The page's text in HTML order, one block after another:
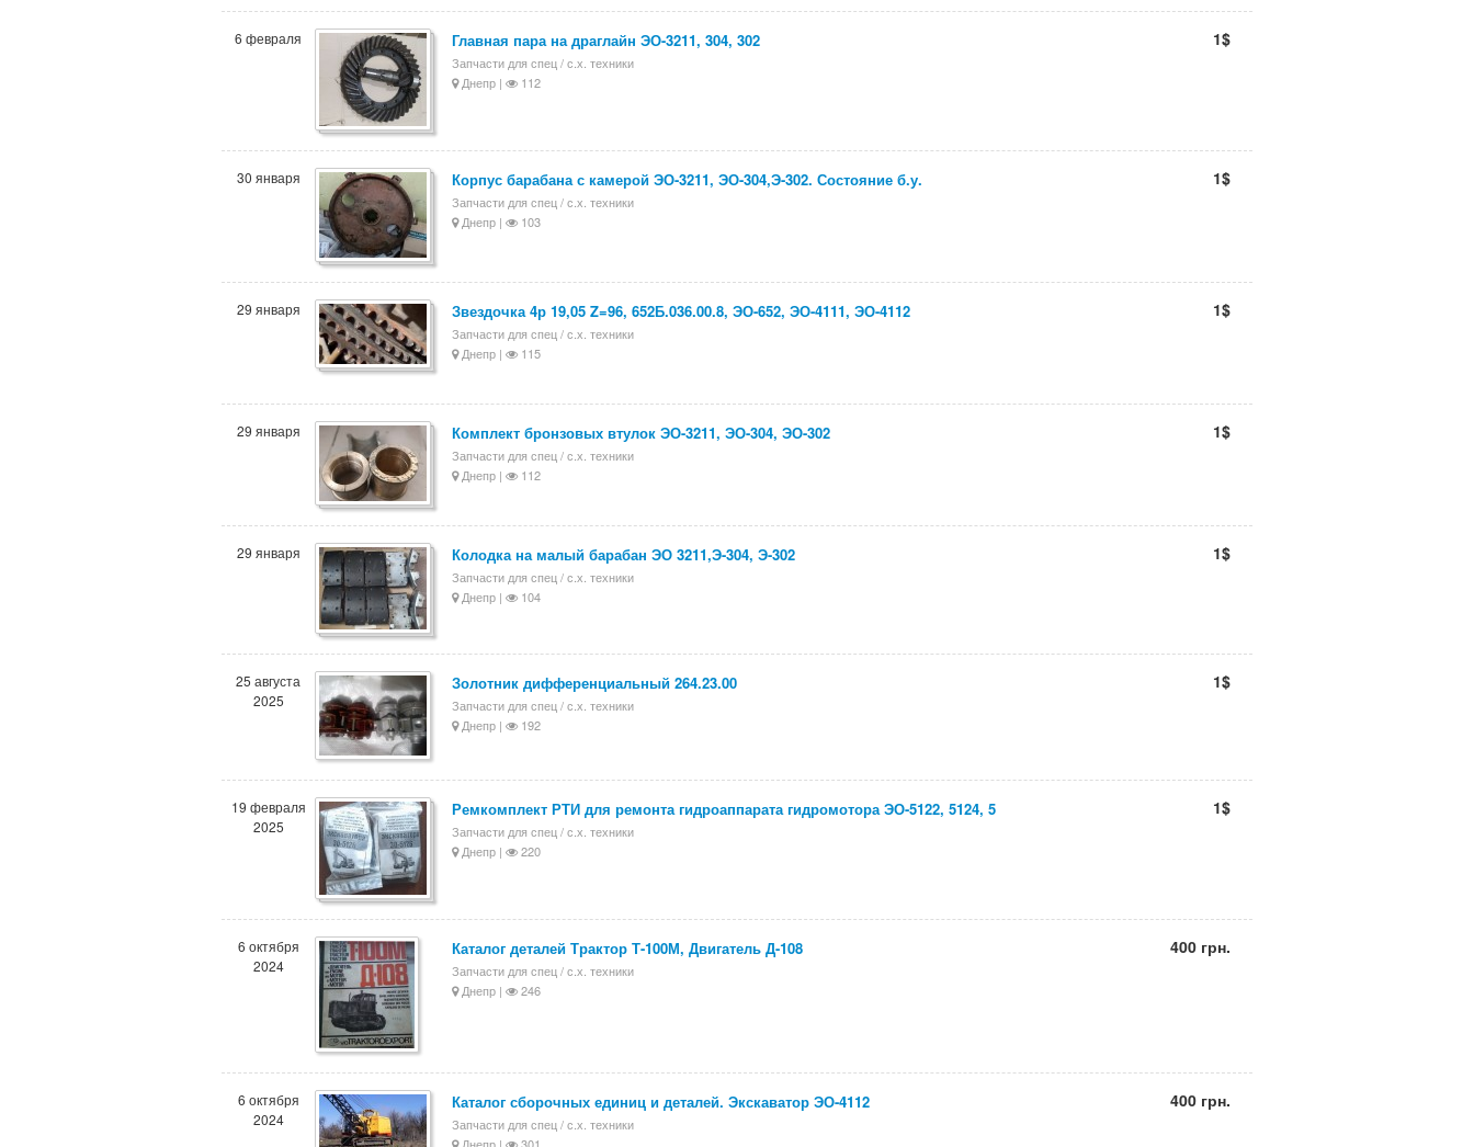
6 февраля Главная пара на драглайн ЭО-3211, 304, 302
Запчасти для спец / с.х. техники
Днепр |
112
1$
30 января Корпус барабана с камерой ЭО-3211, ЭО-304,Э-302. Состояние б.у.
Запчасти для спец / с.х. техники
Днепр |
103
1$
29 января Звездочка 4р 19,05 Z=96, 652Б.036.00.8, ЭО-652, ЭО-4111, ЭО-4112
Запчасти для спец / с.х. техники
Днепр |
115
1$
29 января Комплект бронзовых втулок ЭО-3211, ЭО-304, ЭО-302
Запчасти для спец / с.х. техники
Днепр |
112
1$
29 января Колодка на малый барабан ЭО 3211,Э-304, Э-302
Запчасти для спец / с.х. техники
Днепр |
104
1$
25 августа
2025
Золотник дифференциальный 264.23.00
Запчасти для спец / с.х. техники
Днепр |
192
1$
19 февраля
2025
Ремкомплект РТИ для ремонта гидроаппарата гидромотора ЭО-5122, 5124, 5
Запчасти для спец / с.х. техники
Днепр |
220
1$
6 октября
2024
Каталог деталей Трактор Т-100М, Двигатель Д-108
Запчасти для спец / с.х. техники
Днепр |
246
400 грн.
6 октября
2024
Каталог сборочных единиц и деталей. Экскаватор ЭО-4112
Запчасти для спец / с.х. техники
400 грн.